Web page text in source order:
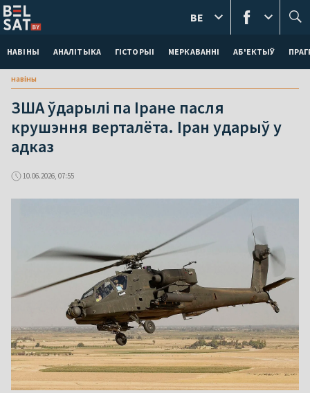
НАВІНЫ АНАЛІТЫКА ГІСТОРЫІ МЕРКАВАННI АБ'ЕКТЫЎ
BE
навіны
ЗША ўдарылі па Іране пасля
крушэння верталёта. Іран ударыў у
адказ
10.06.2026, 07:55